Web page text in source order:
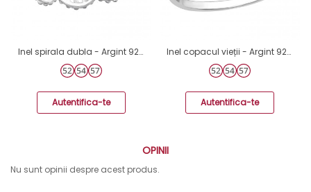
Inel spirala dubla - Argint 925 Inele Simple A4S42673
Autentifica-te
Inel copacul vieții - Argint 925 Inele Simple A4S46475
Autentifica-te
OPINII
Nu sunt opinii despre acest produs.